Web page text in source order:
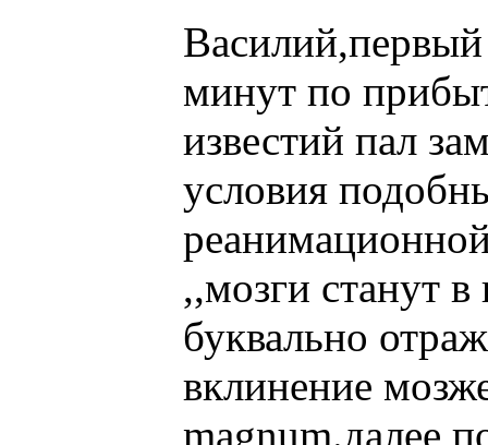
Василий,первый
минут по
известий пал
условия
,,мозги станут
буквально
вклинение
magnum.далее